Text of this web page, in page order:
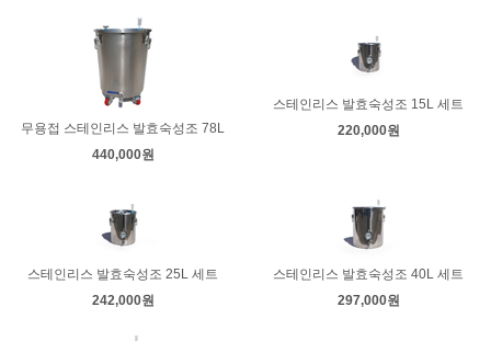
무용접 스테인리스 발효숙성조 78L
440,000원
스테인리스 발효숙성조 15L 세트
220,000원
스테인리스 발효숙성조 25L 세트
242,000원
스테인리스 발효숙성조 40L 세트
297,000원